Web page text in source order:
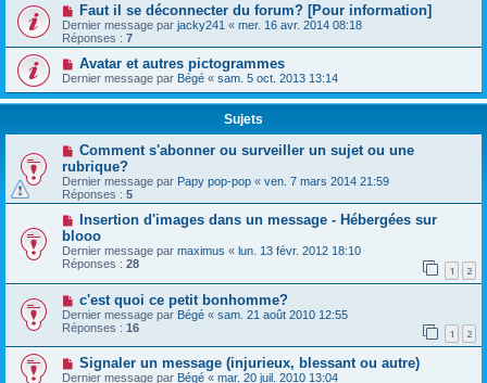
Faut il se déconnecter du forum? [Pour information]
Dernier message par jacky241 « mer. 16 avr. 2014 08:18
Réponses : 7
Avatar et autres pictogrammes
Dernier message par Bégé « sam. 5 oct. 2013 13:14
Sujets
Comment s'abonner ou surveiller un sujet ou une
rubrique?
Dernier message par Papy pop-pop « ven. 7 mars 2014 21:59
Réponses : 5
Insertion d'images dans un message - Hébergées sur
blooo
Dernier message par maximus « lun. 13 févr. 2012 18:10
Réponses : 28 1 2
c'est quoi ce petit bonhomme?
Dernier message par Bégé « sam. 21 août 2010 12:55
Réponses : 16 1 2
Signaler un message (injurieux, blessant ou autre)
Dernier message par Bégé « mar. 20 juil. 2010 13:04